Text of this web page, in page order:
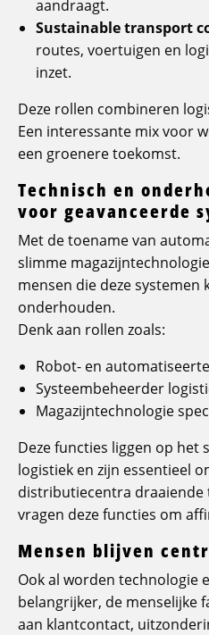
aandraagt.
Sustainable transport
routes, voertuigen en
inzet.
Deze rollen combineren
Een interessante mix voor
een groenere toekomst.
Technisch en
voor geavanceerde
Met de toename van
slimme
mensen die deze systemen
onderhouden.
Denk aan rollen zoals:
Robot- en
Systeembeheerder
Magazijntechnologie
Deze functies liggen op het
logistiek en zijn essentieel
distributiecentra draaiende
vragen deze functies om
Mensen blijven
Ook al worden technologie
belangrijker, de menselijke
aan klantcontact,